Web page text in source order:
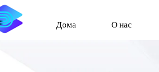
Дома О нас